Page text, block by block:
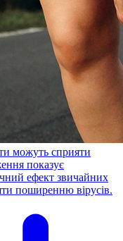
можуть сприяти
показує
ефект звичайних
поширенню вірусів.